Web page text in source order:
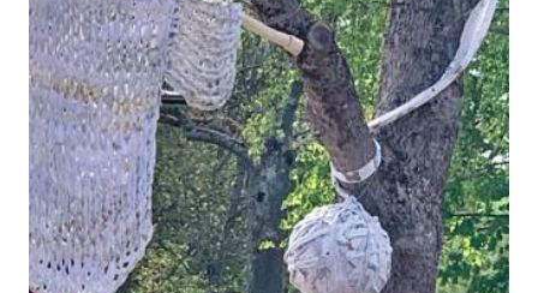
Grundvux
Studerande
Nyheter
Anslagstavlan
Integritetspolicy
Folkis